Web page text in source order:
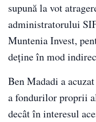
supună la vot
administratorului
Muntenia Invest,
deține în mod
Ben Madadi a
a fondurilor proprii
decât în interesul